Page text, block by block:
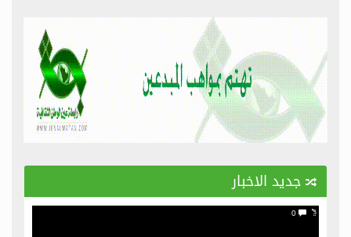
سفير المملكة في سويسرا يشارك في احتفال اليوم الوطني لإمارة ليشتنشتاين
ضيوف خادم الحرمين الشريفين يلتقطون الصور التذكارية في مجمع الملك فهد لطباعة المصحف
ميسي ورونالدو وفان دايك مرشحون لجائزة أفضل لاعب في أوروبا
جديد الاخبار